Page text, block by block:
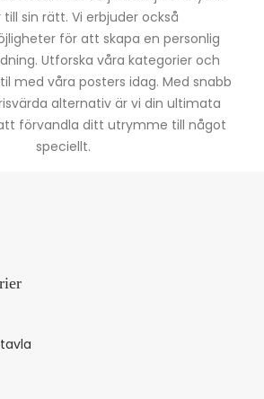
sin rätt. Vi erbjuder också
för att skapa en personlig
Utforska våra kategorier och
med våra posters idag. Med snabb
alternativ är vi din ultimata
förvandla ditt utrymme till något
speciellt.